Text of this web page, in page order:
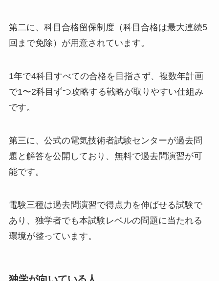
第二に、科目合格留保制度（科目合格は最大連続5
回まで免除）が用意されています。
1年で4科目すべての合格を目指さず、複数年計画
で1〜2科目ずつ攻略する戦略が取りやすい仕組み
です。
第三に、公式の電気技術者試験センターが過去問
題と解答を公開しており、無料で過去問演習が可
能です。
電験三種は過去問演習で得点力を伸ばせる試験で
あり、独学者でも本試験レベルの問題に当たれる
環境が整っています。